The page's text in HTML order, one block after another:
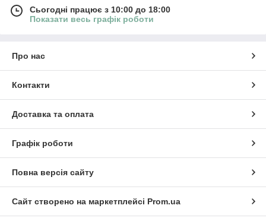
Сьогодні працює з 10:00 до 18:00
Показати весь графік роботи
Про нас
Контакти
Доставка та оплата
Графік роботи
Повна версія сайту
Сайт створено на маркетплейсі Prom.ua